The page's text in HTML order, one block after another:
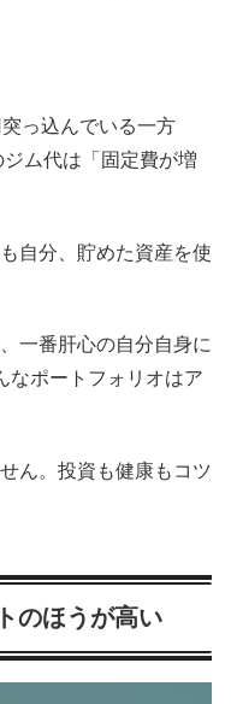
っ込んでいる一方
ム代は「固定費が増
自分、貯めた資産を使
一番肝心の自分自身に
なポートフォリオはア
ん。投資も健康もコツ
のほうが高い